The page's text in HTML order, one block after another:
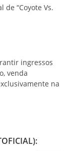
de “Coyote Vs.
ingressos
venda
na